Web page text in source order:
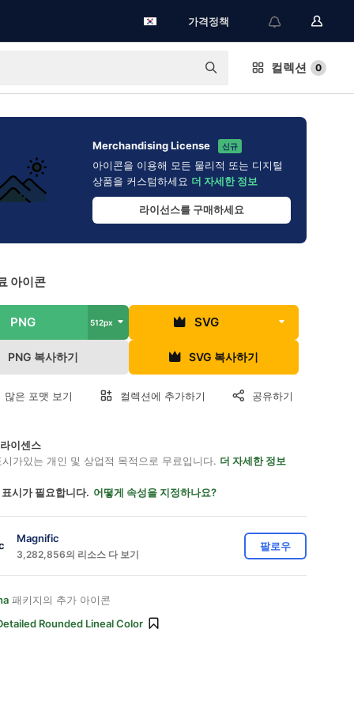
가격정책
컬렉션 0
Merchandising License 신규
아이콘을 이용해 모든 물리적 또는 디지털
상품을 커스텀하세요 더 자세한 정보
라이선스를 구매하세요
아이콘
PNG 512px SVG
PNG 복사하기 SVG 복사하기
많은 포맷 보기 컬렉션에 추가하기 공유하기
이센스
가있는 개인 및 상업적 목적으로 무료입니다. 더 자세한 정보
시가 필요합니다. 어떻게 속성을 지정하나요?
Magnific
3,282,856의 리소스 다 보기
팔로우
패키지의 추가 아이콘
Rounded Lineal Color